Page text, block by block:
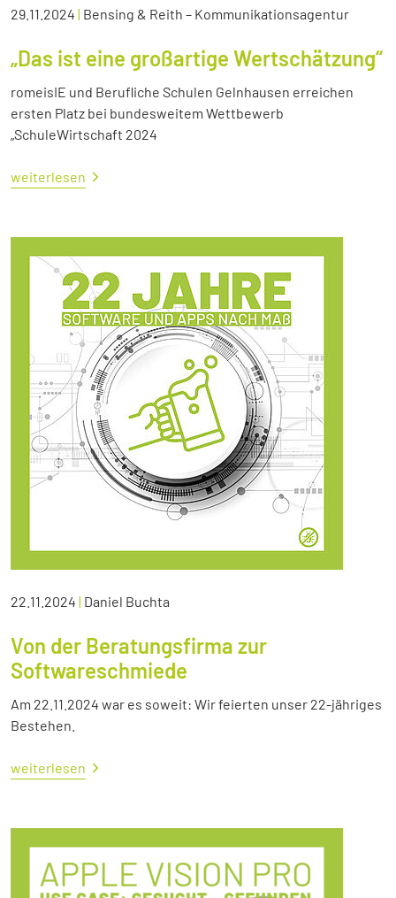
29.11.2024 | Bensing & Reith – Kommunikationsagentur
„Das ist eine großartige Wertschätzung“
romeisIE und Berufliche Schulen Gelnhausen erreichen
ersten Platz bei bundesweitem Wettbewerb
„SchuleWirtschaft 2024
weiterlesen
22.11.2024 | Daniel Buchta
Von der Beratungsfirma zur
Softwareschmiede
Am 22.11.2024 war es soweit: Wir feierten unser 22-jähriges
Bestehen.
weiterlesen